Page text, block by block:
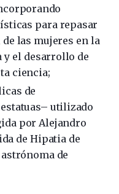
para repasar
las mujeres en la
el desarrollo de
ciencia;
de
utilizado
por Alejandro
de Hipatia de
de